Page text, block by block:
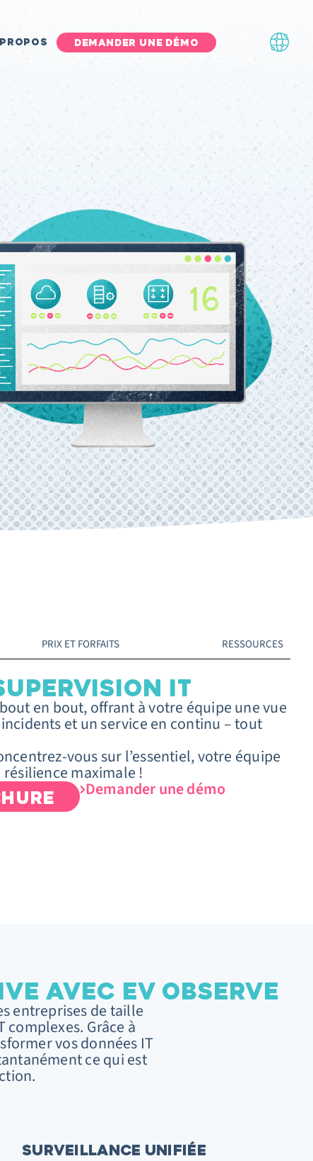
DEMANDER UNE DÉMO
PRIX ET FORFAITS RESSOURCES
IT
en bout, offrant à votre équipe une vue
et un service en continu – tout
vous sur l’essentiel, votre équipe
maximale !
Demander une démo
AVEC EV OBSERVE
entreprises de taille
Grâce à
vos données IT
ce qui est
SURVEILLANCE UNIFIÉE